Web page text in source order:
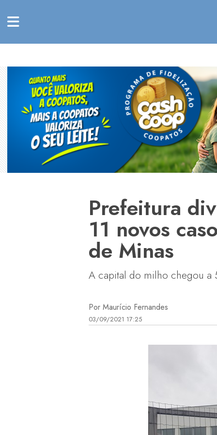
Prefeitura
11 novos
de Minas
A capital do milho chegou a
Por Maurício Fernandes
03/09/2021 17:25